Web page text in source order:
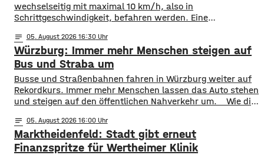
wechselseitig mit maximal 10 km/h, also in
Schrittgeschwindigkeit, befahren werden. Eine
Landratsamt am Mittwochnachmittag veröffentlicht.
Hintergrund ist das der Schwerlastverkehr aufgrund der
kurzfristigen Sperrung der Nassachbrücke in Haßfurt
deutlich zugenommen hat. Durch die Begrenzung der
Höchstgeschwindigkeit soll das über 50 Jahre
notes 05. August 2026 16:30
Würzburg: Immer mehr Menschen steigen auf
Bus und Straba um
​​Busse und Straßenbahnen fahren in Würzburg weiter auf
Rekordkurs. Immer mehr Menschen lassen das Auto stehen
und steigen auf den öffentlichen Nahverkehr um. ​Wie die
so viele Fahrgäste transportiert wie nie zuvor. Insgesamt
waren knapp 18 Millionen Menschen im öffentlichen
Nahverkehr unterwegs. ​Besonders deutlich zeigt sich
notes 05. August 2026 16:00
Marktheidenfeld: Stadt gibt erneut
Finanzspritze für Wertheimer Klinik